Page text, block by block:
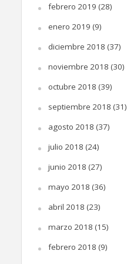
febrero 2019 (28)
enero 2019 (9)
diciembre 2018 (37)
noviembre 2018 (30)
octubre 2018 (39)
septiembre 2018 (31)
agosto 2018 (37)
julio 2018 (24)
junio 2018 (27)
mayo 2018 (36)
abril 2018 (23)
marzo 2018 (15)
febrero 2018 (9)